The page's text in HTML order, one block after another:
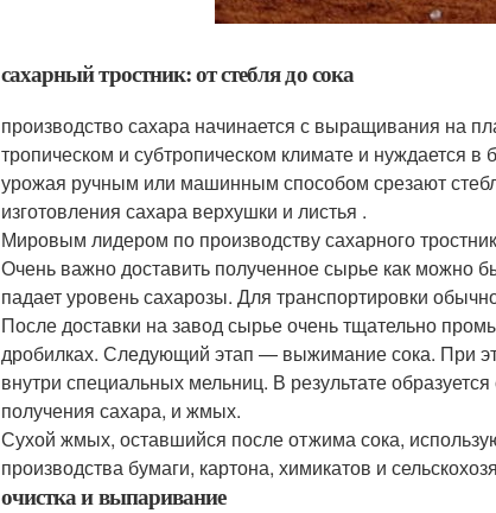
сахарный тростник: от стебля до сока
производство сахара начинается с выращивания на
тропическом и субтропическом климате и нуждается
урожая ручным или машинным способом срезают
изготовления сахара верхушки и листья .
Мировым лидером по производству сахарного
Очень важно доставить полученное сырье как можно
падает уровень сахарозы. Для транспортировки
После доставки на завод сырье очень тщательно
дробилках. Следующий этап — выжимание сока. При
внутри специальных мельниц. В результате
получения сахара, и жмых.
Сухой жмых, оставшийся после отжима сока,
производства бумаги, картона, химикатов и
очистка и выпаривание